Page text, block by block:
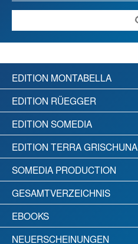
EDITION MONTABELLA
EDITION RÜEGGER
EDITION SOMEDIA
EDITION TERRA GRISCHUNA
SOMEDIA PRODUCTION
GESAMTVERZEICHNIS
EBOOKS
NEUERSCHEINUNGEN